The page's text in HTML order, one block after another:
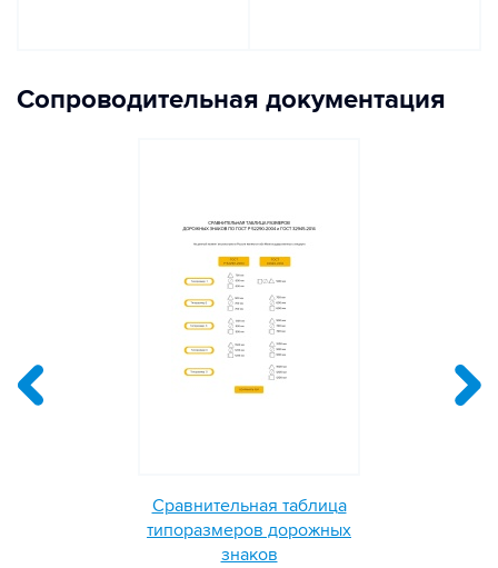
Сопроводительная документация
Сравнительная таблица
типоразмеров дорожных
знаков